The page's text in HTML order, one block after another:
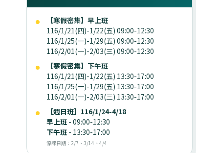
【寒假密集】早上班
116/1/21(四)-1/22(五) 09:00-12:30
116/1/25(一)-1/29(五) 09:00-12:30
116/2/01(一)-2/03(三) 09:00-12:30
【寒假密集】下午班
116/1/21(四)-1/22(五) 13:30-17:00
116/1/25(一)-1/29(五) 13:30-17:00
116/2/01(一)-2/03(三) 13:30-17:00
【週日班】116/1/24-4/18
早上班 - 09:00-12:30
下午班 - 13:30-17:00
停課日期：2/7、3/14、4/4